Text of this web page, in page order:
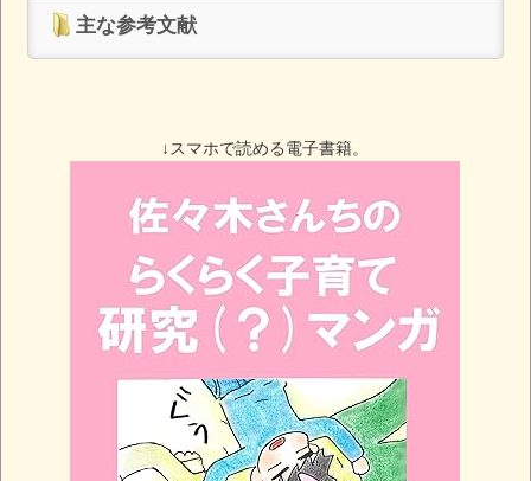
主な参考文献
↓スマホで読める電子書籍。